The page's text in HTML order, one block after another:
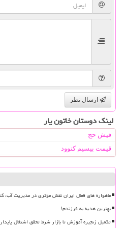
ارسال نظر
لینک دوستان خاتون یار
فیش حج
قیمت بیسیم کنوود
ماهواره های فعال ایران نقش مؤثری در مدیریت آب،
بهترین هدیه به فرزندم!
تکمیل زنجیره آموزش تا بازار شرط تحقق اشتغال